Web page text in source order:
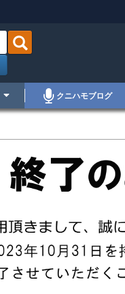
クニハモブログ